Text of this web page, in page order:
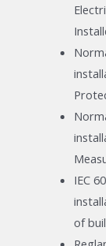
IEC
of